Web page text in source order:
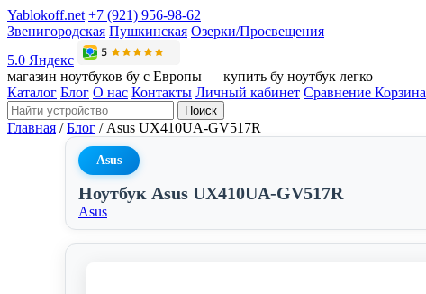
Yablokoff.net +7 (921) 956-98-62
Звенигородская Пушкинская Озерки/Просвещения
5.0 Яндекс
магазин ноутбуков бу с Европы — купить бу ноутбук легко
Каталог Блог О нас Контакты Личный кабинет Сравнение Корзина
Поиск
Главная / Блог / Asus UX410UA-GV517R
Asus
Ноутбук Asus UX410UA-GV517R
Asus